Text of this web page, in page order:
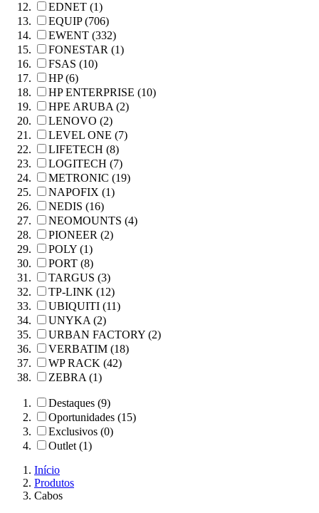
EDNET (1)
EQUIP (706)
EWENT (332)
FONESTAR (1)
FSAS (10)
HP (6)
HP ENTERPRISE (10)
HPE ARUBA (2)
LENOVO (2)
LEVEL ONE (7)
LIFETECH (8)
LOGITECH (7)
METRONIC (19)
NAPOFIX (1)
NEDIS (16)
NEOMOUNTS (4)
PIONEER (2)
POLY (1)
PORT (8)
TARGUS (3)
TP-LINK (12)
UBIQUITI (11)
UNYKA (2)
URBAN FACTORY (2)
VERBATIM (18)
WP RACK (42)
ZEBRA (1)
Destaques (9)
Oportunidades (15)
Exclusivos (0)
Outlet (1)
Início
Produtos
Cabos